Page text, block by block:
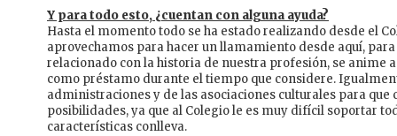
Y para todo esto, ¿cuentan con alguna ayuda?
Hasta el momento todo se ha estado realizando desde el
aprovechamos para hacer un llamamiento desde aquí,
relacionado con la historia de nuestra profesión, se anime
como préstamo durante el tiempo que considere.
administraciones y de las asociaciones culturales para
posibilidades, ya que al Colegio le es muy difícil soportar
características conlleva.